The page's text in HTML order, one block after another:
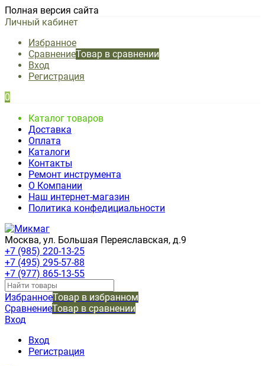
Полная версия сайта
Личный кабинет
Избранное
СравнениеТовар в сравнении
Вход
Регистрация
0
Каталог товаров
Доставка
Оплата
Каталоги
Контакты
Ремонт инструмента
О Компании
Наш интернет-магазин
Политика конфедициальности
Москва, ул. Большая Переяславская, д.9
+7 (985) 220-13-25
+7 (495) 295-57-88
+7 (977) 865-13-55
ИзбранноеТовар в избранном
СравнениеТовар в сравнении
Вход
Вход
Регистрация